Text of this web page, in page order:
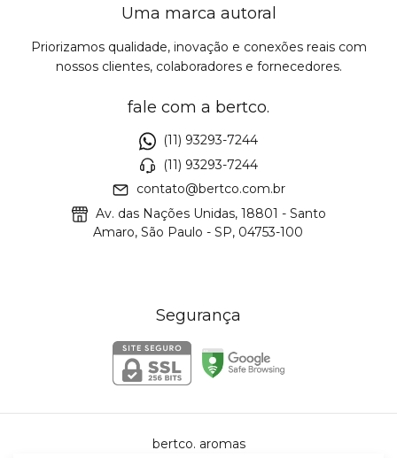
Uma marca autoral
Priorizamos qualidade, inovação e conexões reais com
nossos clientes, colaboradores e fornecedores.
fale com a bertco.
(11) 93293-7244
(11) 93293-7244
contato@bertco.com.br
Av. das Nações Unidas, 18801 - Santo
Amaro, São Paulo - SP, 04753-100
Segurança
bertco. aromas